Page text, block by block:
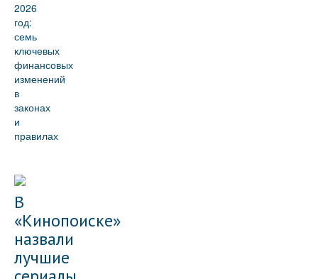
2026
год:
семь
ключевых
финансовых
изменений
в
законах
и
правилах
В
«Кинопоиске»
назвали
лучшие